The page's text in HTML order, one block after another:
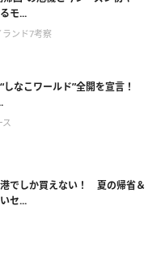
モ...
ランド7考察
しなこワールド”全開を宣言！
でしか買えない！ 夏の帰省＆
セ...